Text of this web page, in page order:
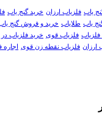
یاب فلزیاب ارزان خرید گنج یاب
یاب طلایاب خرید و فروش گنج
فلزیاب فلزیاب قوی خرید فلزیاب در
ارزان فلزیاب نقطه زن قوی